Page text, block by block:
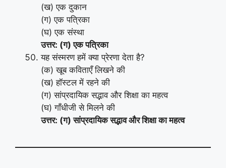
(ख) एक दुकान
(ग) एक पत्रिका
(घ) एक संस्था
उत्तर: (ग) एक पत्रिका
यह संस्मरण हमें क्या प्रेरणा देता है?
(क) खूब कविताएँ लिखने की
(ख) हॉस्टल में रहने की
(ग) सांप्रदायिक सद्भाव और शिक्षा का महत्व
(घ) गाँधीजी से मिलने की
उत्तर: (ग) सांप्रदायिक सद्भाव और शिक्षा का महत्व